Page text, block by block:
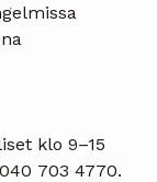
klo 9–15
703 4770.